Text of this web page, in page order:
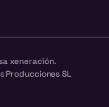
xeneración.
Producciones SL